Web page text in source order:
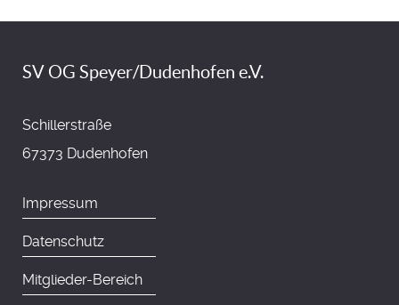
SV OG Speyer/Dudenhofen e.V.
Schillerstraße
67373 Dudenhofen
Impressum
Datenschutz
Mitglieder-Bereich